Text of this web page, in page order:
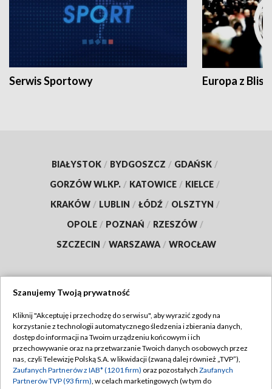
Serwis Sportowy Europa z
BIAŁYSTOK / BYDGOSZCZ / GDAŃSK /
GORZÓW WLKP. / KATOWICE / KIELCE /
KRAKÓW / LUBLIN / ŁÓDŹ / OLSZTYN /
OPOLE / POZNAŃ / RZESZÓW /
SZCZECIN / WARSZAWA / WROCŁAW
TVP
Abonament TVP
Emisja w TVP
Regulamin TVP
Polityka prywatności
Szanujemy Twoją prywatność
Kliknij "Akceptuję i przechodzę do serwisu", aby wyrazić zgody na
korzystanie z technologii automatycznego śledzenia i zbierania danych,
dostęp do informacji na Twoim urządzeniu końcowym i ich
przechowywanie oraz na przetwarzanie Twoich danych osobowych przez
nas, czyli Telewizję Polską S.A. w likwidacji (zwaną dalej również „TVP”),
Zaufanych Partnerów z IAB* (1201 firm) oraz pozostałych Zaufanych
Partnerów TVP (93 firm), w celach marketingowych (w tym do